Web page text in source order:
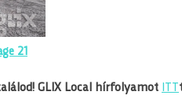
21
GLIX Local hírfolyamot ITT